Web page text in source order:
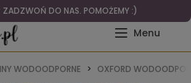
ZADZWOŃ DO NAS. POMOŻEMY :)
WODOODPORNE OXFORD